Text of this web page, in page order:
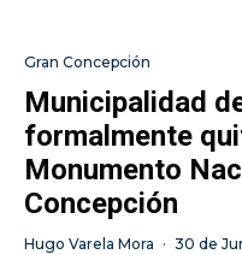
Gran Concepción
Municipalidad
formalmente
Monumento
Concepción
Hugo Varela Mora · 30 de